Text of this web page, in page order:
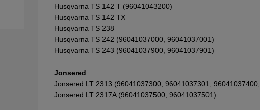
Husqvarna TS 142 T (96041043200)
Husqvarna TS 142 TX
Husqvarna TS 238
Husqvarna TS 242 (96041037000, 96041037001)
Husqvarna TS 243 (96041037900, 96041037901)
Jonsered
Jonsered LT 2313 (96041037300, 96041037301,
Jonsered LT 2317A (96041037500, 96041037501)